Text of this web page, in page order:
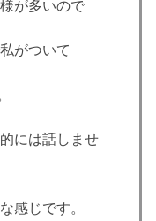
が多いので
がついて
には話しませ
感じです。